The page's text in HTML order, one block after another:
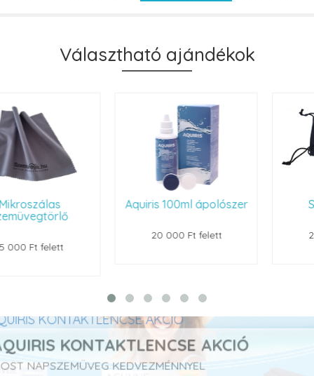
Választható ajándékok
Aquiris 100ml ápolószer Szemüvegtok
AQUIRIS KONTAKTLENCSE AKCIÓ
MOST NAPSZEMÜVEG KEDVEZMÉNNYEL